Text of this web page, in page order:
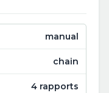
manual
chain
4 rapports